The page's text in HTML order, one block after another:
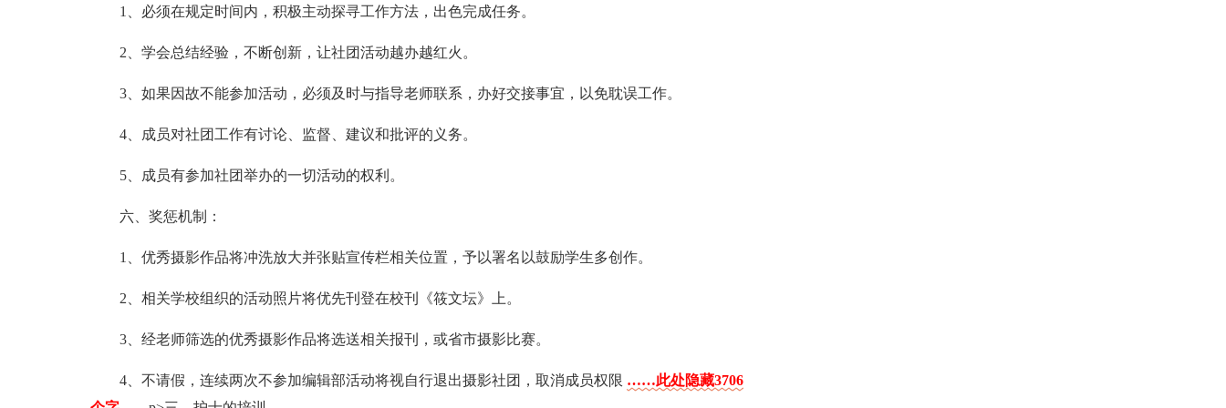
1、必须在规定时间内，积极主动探寻工作方法，出色完成任务。
2、学会总结经验，不断创新，让社团活动越办越红火。
3、如果因故不能参加活动，必须及时与指导老师联系，办好交接事宜，以免耽误工作。
4、成员对社团工作有讨论、监督、建议和批评的义务。
5、成员有参加社团举办的一切活动的权利。
六、奖惩机制：
1、优秀摄影作品将冲洗放大并张贴宣传栏相关位置，予以署名以鼓励学生多创作。
2、相关学校组织的活动照片将优先刊登在校刊《筱文坛》上。
3、经老师筛选的优秀摄影作品将选送相关报刊，或省市摄影比赛。
4、不请假，连续两次不参加编辑部活动将视自行退出摄影社团，取消成员权限 ……此处隐藏3706